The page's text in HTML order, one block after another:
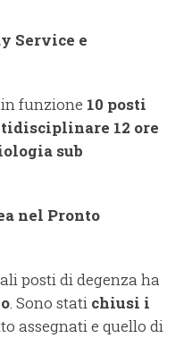
Service e
funzione 10 posti
12 ore
sub
nel Pronto
posti di degenza ha
. Sono stati chiusi i
assegnati e quello di